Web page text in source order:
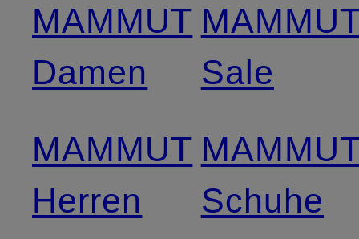
MAMMUT
Damen
MAMMUT
Herren
Sale
Schuhe